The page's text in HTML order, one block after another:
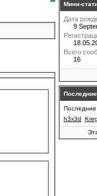
Мини-
Дата
9
Всего
16
Последние
h3x3d